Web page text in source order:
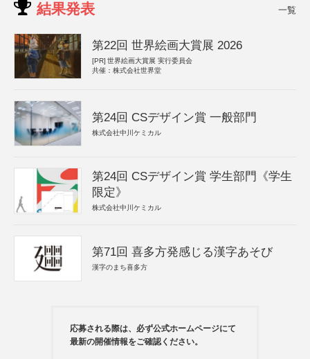
結果発表 一覧
第22回 世界絵画大賞展 2026
[PR] 世界絵画大賞展 実行委員会
共催：株式会社世界堂
第24回 CSデザイン賞 一般部門
株式会社中川ケミカル
第24回 CSデザイン賞 学生部門《学生
限定》
株式会社中川ケミカル
第71回 喜多方発感じる漢字あそび
漢字のまち喜多方
応募される際は、必ず公式ホームページにて
最新の開催情報をご確認ください。